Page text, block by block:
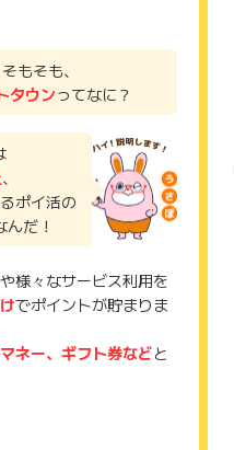
そもそも、
タウンってなに？
、
ポイ活の
だ！
様々なサービス利用を
でポイントが貯まりま
ネー、ギフト券などと